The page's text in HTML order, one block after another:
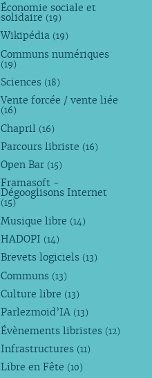
Économie sociale et
solidaire (19)
Wikipédia (19)
Communs numériques
(19)
Sciences (18)
Vente forcée / vente liée
(16)
Chapril (16)
Parcours libriste (16)
Open Bar (15)
Framasoft -
Dégooglisons Internet
(15)
Musique libre (14)
HADOPI (14)
Brevets logiciels (13)
Communs (13)
Culture libre (13)
Parlezmoid’IA (13)
Évènements libristes (12)
Infrastructures (11)
Libre en Fête (10)